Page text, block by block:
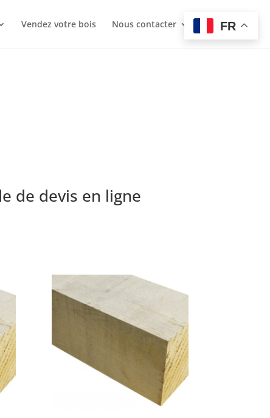
Vendez votre bois Nous contacter
de devis en ligne
FR